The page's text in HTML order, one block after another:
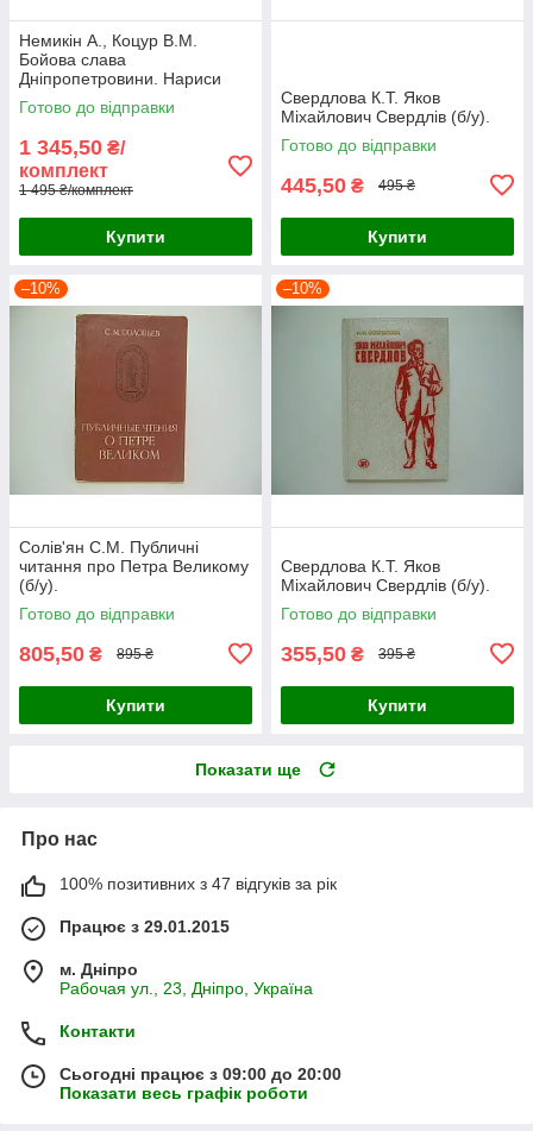
Немикін А., Коцур В.М.
Бойова слава
Дніпропетровини. Нариси
про Героях Радянського
Союзу (б/у).
Готово до відправки
1 345,50 ₴/
комплект
1 495 ₴/комплект
Купити
Свердлова К.Т. Яков
Міхайлович Свердлів (б/у).
Готово до відправки
445,50 ₴ 495 ₴
Купити
–10%
Солів'ян С.М. Публичні
читання про Петра Великому
(б/у).
Готово до відправки
805,50 ₴ 895 ₴
Купити
–10%
Свердлова К.Т. Яков
Міхайлович Свердлів (б/у).
Готово до відправки
355,50 ₴ 395 ₴
Купити
Показати ще
Про нас
100% позитивних з 47 відгуків за рік
Працює з 29.01.2015
м. Дніпро
Рабочая ул., 23, Дніпро, Україна
Контакти
Сьогодні працює з 09:00 до 20:00
Показати весь графік роботи